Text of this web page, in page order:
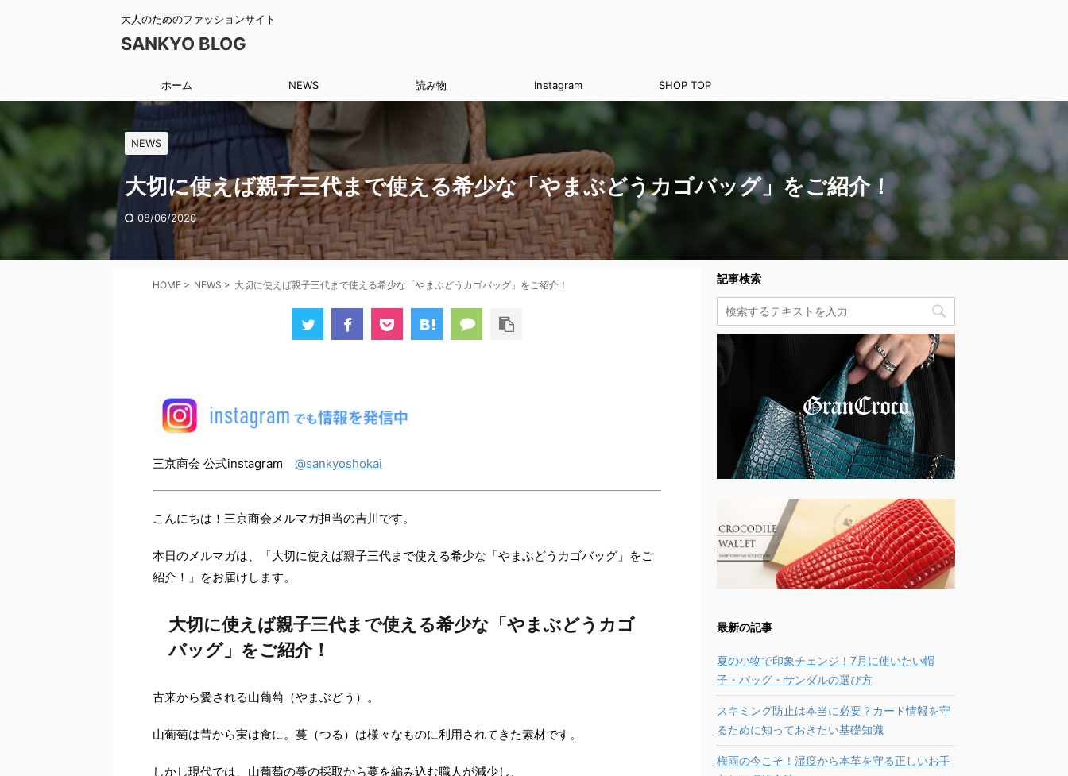
大人のためのファッションサイト
SANKYO BLOG
ホーム NEWS 読み物 Instagram SHOP TOP
NEWS
大切に使えば親子三代まで使える希少な「やまぶどうカゴバッグ」をご紹介！
08/06/2020
HOME > NEWS > 大切に使えば親子三代まで使える希少な「やまぶどうカゴバッグ」をご紹介！
三京商会 公式instagram @sankyoshokai
こんにちは！三京商会メルマガ担当の吉川です。
本日のメルマガは、「大切に使えば親子三代まで使える希少な「やまぶどうカゴバッグ」をご
紹介！」をお届けします。
大切に使えば親子三代まで使える希少な「やまぶどうカゴ
バッグ」をご紹介！
古来から愛される山葡萄（やまぶどう）。
山葡萄は昔から実は食に。蔓（つる）は様々なものに利用されてきた素材です。
しかし現代では、山葡萄の蔓の採取から蔓を編み込む職人が減少し、
記事検索
最新の記事
夏の小物で印象チェンジ！7月に使いたい帽
子・バッグ・サンダルの選び方
スキミング防止は本当に必要？カード情報を守
るために知っておきたい基礎知識
梅雨の今こそ！湿度から本革を守る正しいお手